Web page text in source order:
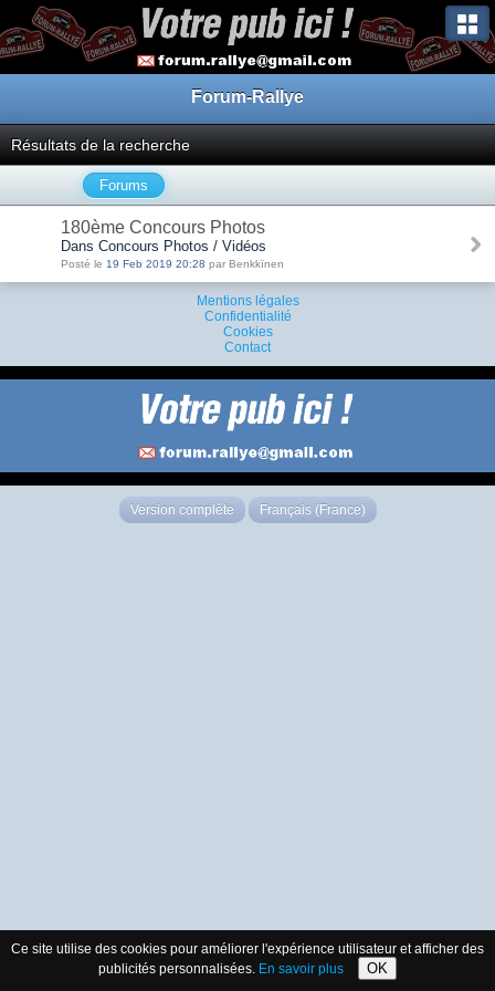
Forum-Rallye
Résultats de la recherche
Forums
180ème Concours Photos
Dans Concours Photos / Vidéos
Posté le 19 Feb 2019 20:28 par Benkkïnen
Mentions légales
Confidentialité
Cookies
Contact
Version complète Français (France)
Ce site utilise des cookies pour améliorer l'expérience utilisateur et afficher des
publicités personnalisées. En savoir plus OK